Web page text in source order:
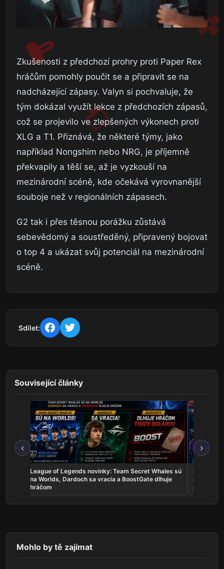
Zkušenosti z předchozí prohry proti Paper Rex
hráčům pomohly poučit se a připravit se na
nadcházející zápasy. Valyn si pochvaluje, že
tým dokázal využít lekce z předchozích zápasů,
což se projevilo ve zlepšených výkonech proti
XLG a T1. Přiznává, že některé týmy, jako
například Nongshim nebo NRG, je příjemně
překvapily a těší se, až je vyzkouší na
mezinárodní scéně, kde očekává vyrovnanější
souboje než v regionálních zápasech.
G2 tak i přes těsnou porážku zůstává
sebevědomý a soustředěný, připravený bojovat
o top 4 a ukázat svůj potenciál na mezinárodní
scéně.
Sdílet:
Související články
‹
League of Legends novinky: Team Secret Whales sú
na Worlds, Dardoch sa vracia a BoostGate dlhuje
hráčom
Rocket
na EWC,
poľaviť
›
Mohlo by tě zajímat